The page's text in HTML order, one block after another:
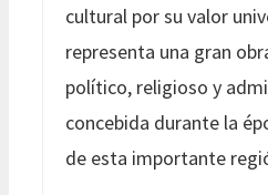
cultural por su valor
representa una gran
político, religioso y
concebida durante la
de esta importante